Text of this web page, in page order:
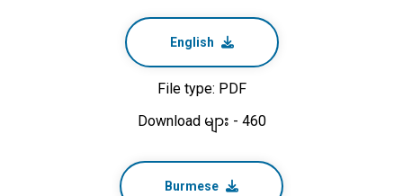
English
File type: PDF
Download များ - 460
Burmese